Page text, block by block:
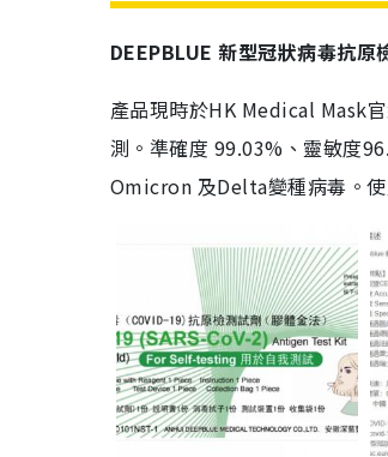
DEEPBLUE 新型冠狀病毒抗原
產品現時於HK Medical Mask
測。準確度 99.03%、靈敏度
Omicron 及Delta變種病毒。